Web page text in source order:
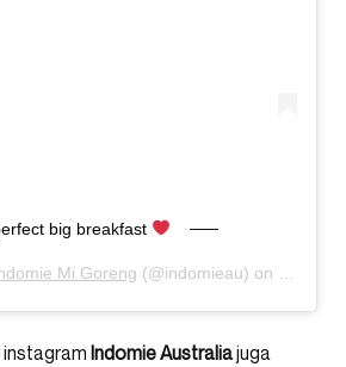
big breakfast
Mi Goreng (@indomieau) on
instagram Indomie Australiajuga